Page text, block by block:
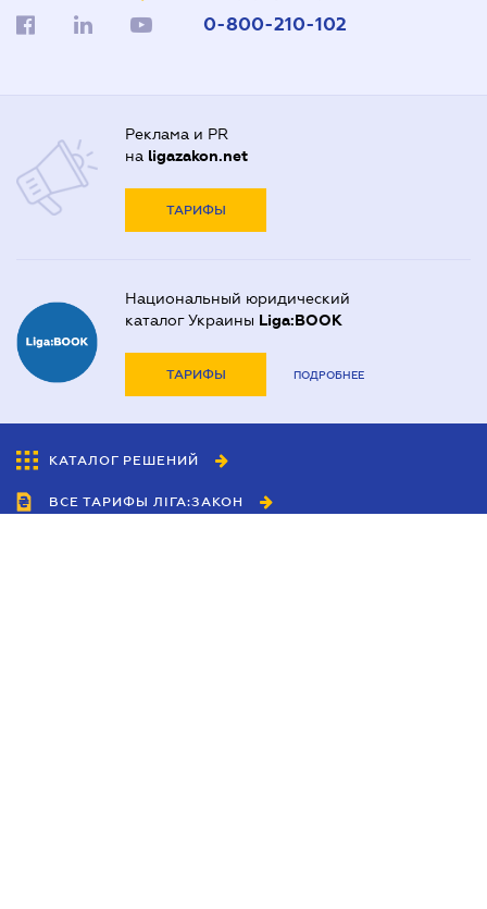
0-800-210-102
Реклама и PR
на ligazakon.net
ТАРИФЫ
Национальный юридический
каталог Украины Liga:BOOK
ТАРИФЫ ПОДРОБНЕЕ
КАТАЛОГ РЕШЕНИЙ
ВСЕ ТАРИФЫ ЛІГА:ЗАКОН